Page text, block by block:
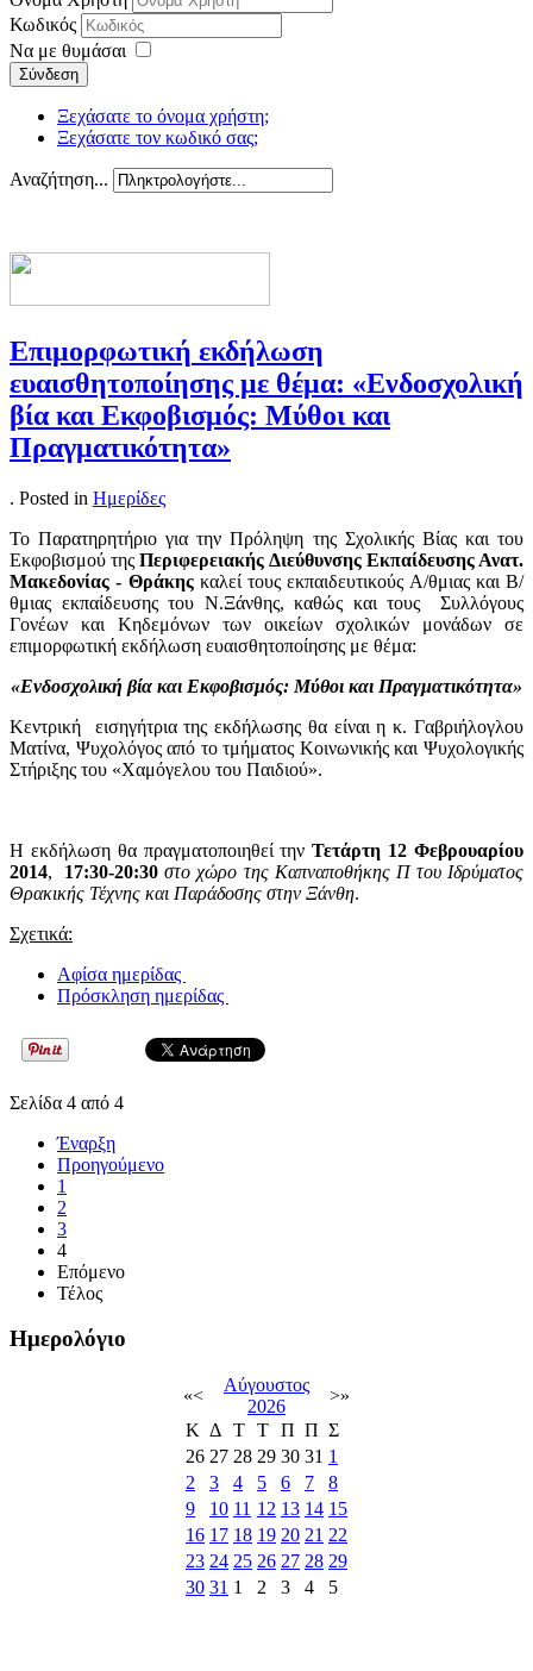
Κωδικός
Να με θυμάσαι
Σύνδεση
Ξεχάσατε το όνομα χρήστη;
Ξεχάσατε τον κωδικό σας;
Αναζήτηση...
Επιμορφωτική εκδήλωση
ευαισθητοποίησης με θέμα: «Ενδοσχολική
βία και Εκφοβισμός: Μύθοι και
Πραγματικότητα»
. Posted in Ημερίδες
Το Παρατηρητήριο για την Πρόληψη της Σχολικής Βίας και του
Εκφοβισμού τηςΠεριφερειακής Διεύθυνσης Εκπαίδευσης Ανατ.
Μακεδονίας - Θράκηςκαλεί τους εκπαιδευτικούς Α/θμιας και Β/
θμιας εκπαίδευσης του Ν.Ξάνθης, καθώς και τους Συλλόγους
Γονέων και Κηδεμόνων των οικείων σχολικών μονάδων σε
επιμορφωτική εκδήλωση ευαισθητοποίησης με θέμα:
«Ενδοσχολική βία και Εκφοβισμός: Μύθοι και Πραγματικότητα»
Κεντρική εισηγήτρια της εκδήλωσης θα είναι η κ. Γαβριήλογλου
Ματίνα, Ψυχολόγος από το τμήματος Κοινωνικής και Ψυχολογικής
Στήριξης του «Χαμόγελου του Παιδιού».
Η εκδήλωση θα πραγματοποιηθεί τηνΤετάρτη 12 Φεβρουαρίου
2014, 17:30-20:30 στο χώρο της Καπναποθήκης Π του Ιδρύματος
Θρακικής Τέχνης και Παράδοσης στην Ξάνθη.
Σχετικά:
Αφίσα ημερίδας
Πρόσκληση ημερίδας
Σελίδα 4 από 4
Έναρξη
Προηγούμενο
1
2
3
4
Επόμενο
Τέλος
Ημερολόγιο
«<
Αύγουστος
2026
>»
Κ Δ Τ Τ Π Π Σ
26 27 28 29 30 31 1
2
3 4 5 6 7
8
9
10 11 12 13 14 15
16 17 18 19 20 21 22
23 24 25 26 27 28 29
30 31 1 2 3 4 5